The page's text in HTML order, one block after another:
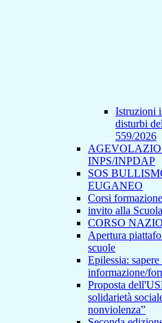
Istruzioni
disturbi
559/2026
INPS/INPDAP
SOS
EUGANEO
Corsi
invito alla
CORSO
Apertura
scuole
Epilessia:
informazione/
Proposta
solidarietà
nonviolenza”